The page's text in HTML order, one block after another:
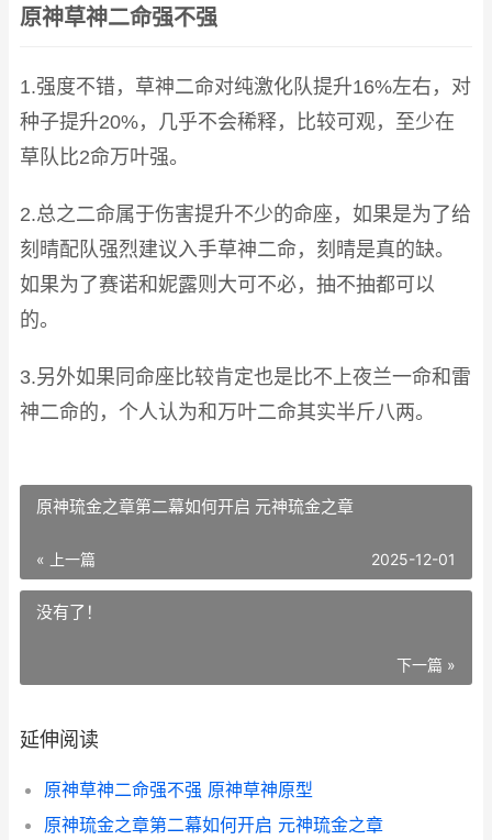
原神草神二命强不强
1.强度不错，草神二命对纯激化队提升16%左右，对
种子提升20%，几乎不会稀释，比较可观，至少在
草队比2命万叶强。
2.总之二命属于伤害提升不少的命座，如果是为了给
刻晴配队强烈建议入手草神二命，刻晴是真的缺。
如果为了赛诺和妮露则大可不必，抽不抽都可以
的。
3.另外如果同命座比较肯定也是比不上夜兰一命和雷
神二命的，个人认为和万叶二命其实半斤八两。
原神琉金之章第二幕如何开启 元神琉金之章
« 上一篇 2025-12-01
没有了！
下一篇 »
延伸阅读
原神草神二命强不强 原神草神原型
原神琉金之章第二幕如何开启 元神琉金之章